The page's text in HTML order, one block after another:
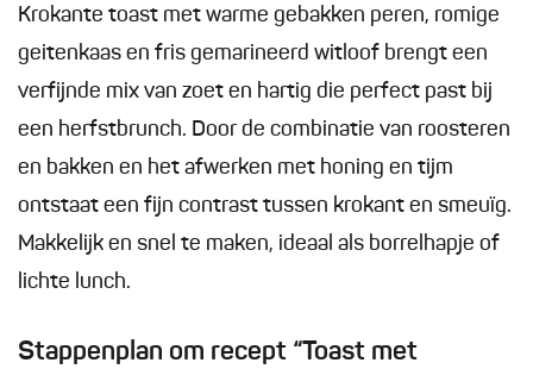
Krokante toast met warme gebakken peren, romige
geitenkaas en fris gemarineerd witloof brengt een
verfijnde mix van zoet en hartig die perfect past bij
een herfstbrunch. Door de combinatie van roosteren
en bakken en het afwerken met honing en tijm
ontstaat een fijn contrast tussen krokant en smeuïg.
Makkelijk en snel te maken, ideaal als borrelhapje of
lichte lunch.
Stappenplan om recept “Toast met